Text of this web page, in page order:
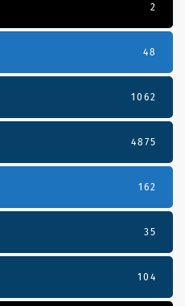
2
48
1062
4875
162
35
104